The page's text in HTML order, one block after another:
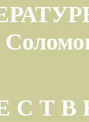
С Т